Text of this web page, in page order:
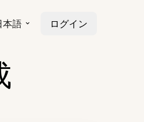
本語 ログイン